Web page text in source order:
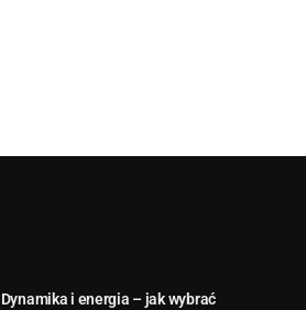
Dynamika i energia – jak wybrać